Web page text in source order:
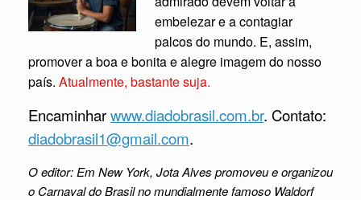
embelezar e a contagiar
palcos do mundo. E, assim,
promover a boa e bonita e alegre imagem do nosso
país. Atualmente, bastante suja.
Encaminharwww.diadobrasil.com.br. Contato:
diadobrasil1@gmail.com.
O editor: Em New York, Jota Alves promoveu e organizou
o Carnaval do Brasil no mundialmente famoso Waldorf